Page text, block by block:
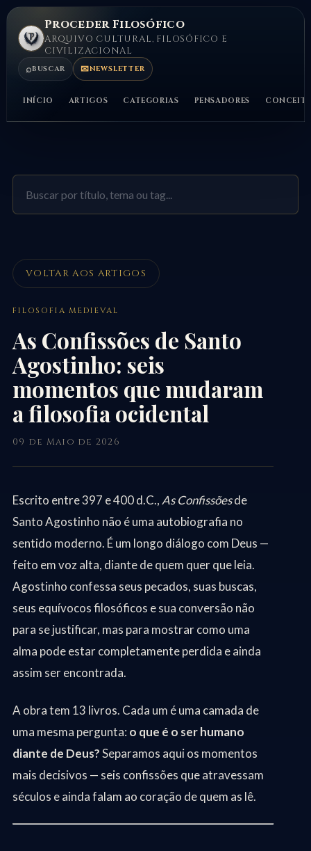
Proceder Filosófico
ARQUIVO CULTURAL, FILOSÓFICO E
CIVILIZACIONAL
⌕BUSCAR ✉NEWSLETTER
INÍCIO ARTIGOS CATEGORIAS PENSADORES
VOLTAR AOS ARTIGOS
FILOSOFIA MEDIEVAL
As Confissões de Santo
Agostinho: seis
momentos que mudaram
a filosofia ocidental
09 de Maio de 2026
Escrito entre 397 e 400 d.C., As Confissõesde
Santo Agostinho não é uma autobiografia no
sentido moderno. É um longo diálogo com Deus —
feito em voz alta, diante de quem quer que leia.
Agostinho confessa seus pecados, suas buscas,
seus equívocos filosóficos e sua conversão não
para se justificar, mas para mostrar como uma
alma pode estar completamente perdida e ainda
assim ser encontrada.
A obra tem 13 livros. Cada um é uma camada de
uma mesma pergunta: o que é o ser humano
diante de Deus?Separamos aqui os momentos
mais decisivos — seis confissões que atravessam
séculos e ainda falam ao coração de quem as lê.